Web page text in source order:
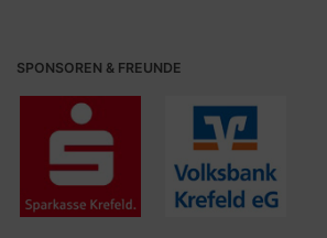
SPONSOREN & FREUNDE